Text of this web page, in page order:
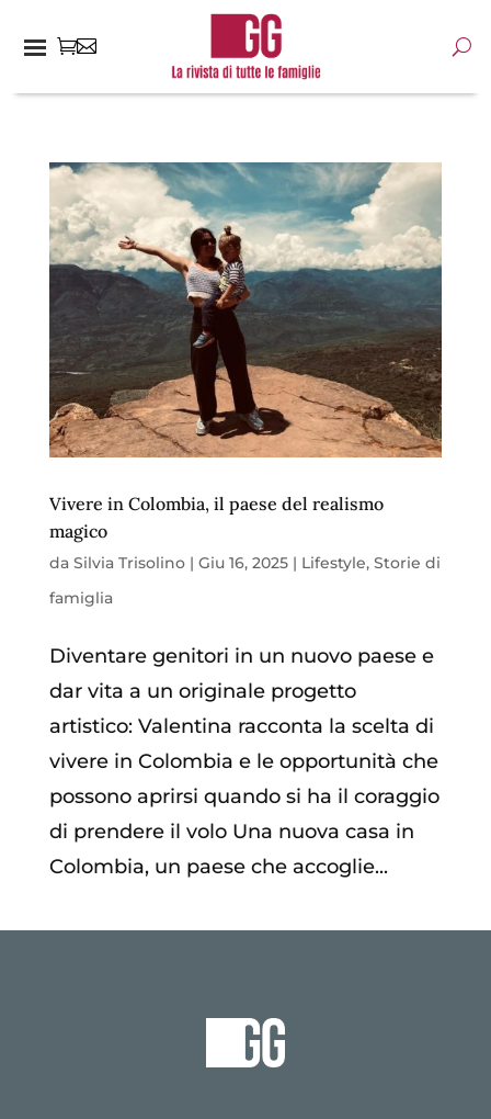
Vivere in Colombia, il paese del realismo
magico
da Silvia Trisolino| Giu 16, 2025| Lifestyle, Storie di
famiglia
Diventare genitori in un nuovo paese e
dar vita a un originale progetto
artistico: Valentina racconta la scelta di
vivere in Colombia e le opportunità che
possono aprirsi quando si ha il coraggio
di prendere il volo Una nuova casa in
Colombia, un paese che accoglie...